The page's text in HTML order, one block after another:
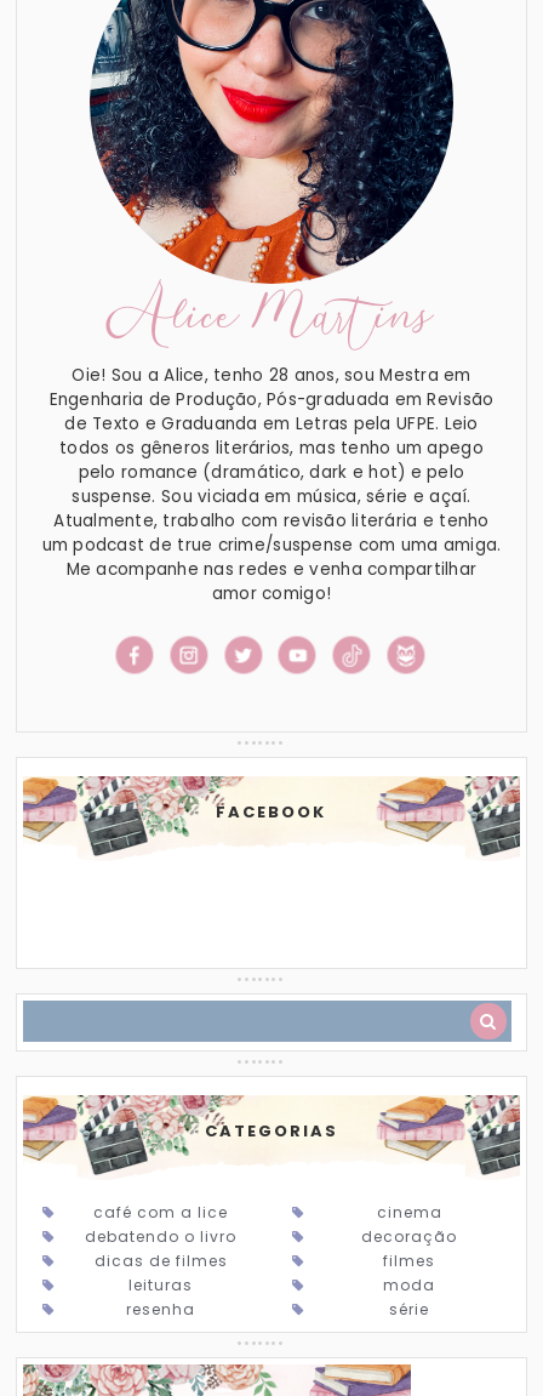
Alice Martins
Oie! Sou a Alice, tenho 28 anos, sou Mestra em
Engenharia de Produção, Pós-graduada em Revisão
de Texto e Graduanda em Letras pela UFPE. Leio
todos os gêneros literários, mas tenho um apego
pelo romance (dramático, dark e hot) e pelo
suspense. Sou viciada em música, série e açaí.
Atualmente, trabalho com revisão literária e tenho
um podcast de true crime/suspense com uma amiga.
Me acompanhe nas redes e venha compartilhar
amor comigo!
FACEBOOK
CATEGORIAS
café com a lice
cinema
debatendo o livro
decoração
dicas de filmes
filmes
leituras
moda
resenha
série